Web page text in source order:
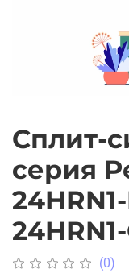
Сплит-
серия
(0)